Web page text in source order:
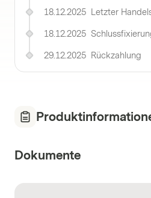
18.12.2025 Letzter
18.12.2025
29.12.2025 Rückzahlung
Dokumente